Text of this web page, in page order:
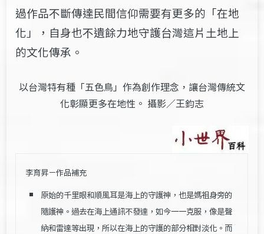
過作品不斷傳達民間信仰需要有更多的「在地
化」，自身也不遺餘力地守護台灣這片土地上
的文化傳承。
以台灣特有種「五色鳥」作為創作理念，讓台灣傳統文
化彰顯更多在地性。 攝影／王鈞志
李育昇－作品補充
原始的千里眼和順風耳是海上的守護神，也是媽祖身旁的
隨護神。過去在海上通訊不發達，如今一一克服，像是聲
納和雷達等出現，所以在海上的守護的部分相對淡化。而